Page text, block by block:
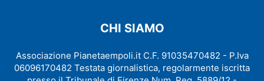
CHI SIAMO
Associazione Pianetaempoli.it C.F. 91035470482 - P.Iva
06096170482 Testata giornalistica, regolarmente iscritta